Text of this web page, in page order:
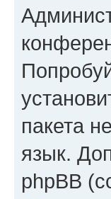
пакета
язык.
phpBB